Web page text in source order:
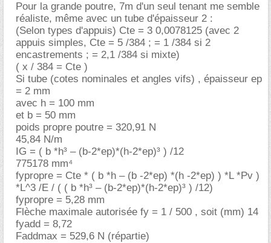
Pour la grande poutre, 7m d'un seul tenant me semble
réaliste, même avec un tube d'épaisseur 2 :
(Selon types d'appuis) Cte = 3 0,0078125 (avec 2
appuis simples, Cte = 5 /384 ; = 1 /384 si 2
encastrements ; = 2,1 /384 si mixte)
( x / 384 = Cte )
Si tube (cotes nominales et angles vifs) , épaisseur ep
= 2 mm
avec h = 100 mm
et b = 50 mm
poids propre poutre = 320,91 N
45,84 N/m
IG = ( b *h³ – (b-2*ep)*(h-2*ep)³ ) /12
775178 mm⁴
fypropre = Cte * ( b *h – (b -2*ep) *(h -2*ep) ) *L *Pv )
*L^3 /E / ( ( b *h³ – (b-2*ep)*(h-2*ep)³ ) /12)
fypropre = 5,28 mm
Flèche maximale autorisée fy = 1 / 500 , soit (mm) 14
fyadd = 8,72
Faddmax = 529,6 N (répartie)